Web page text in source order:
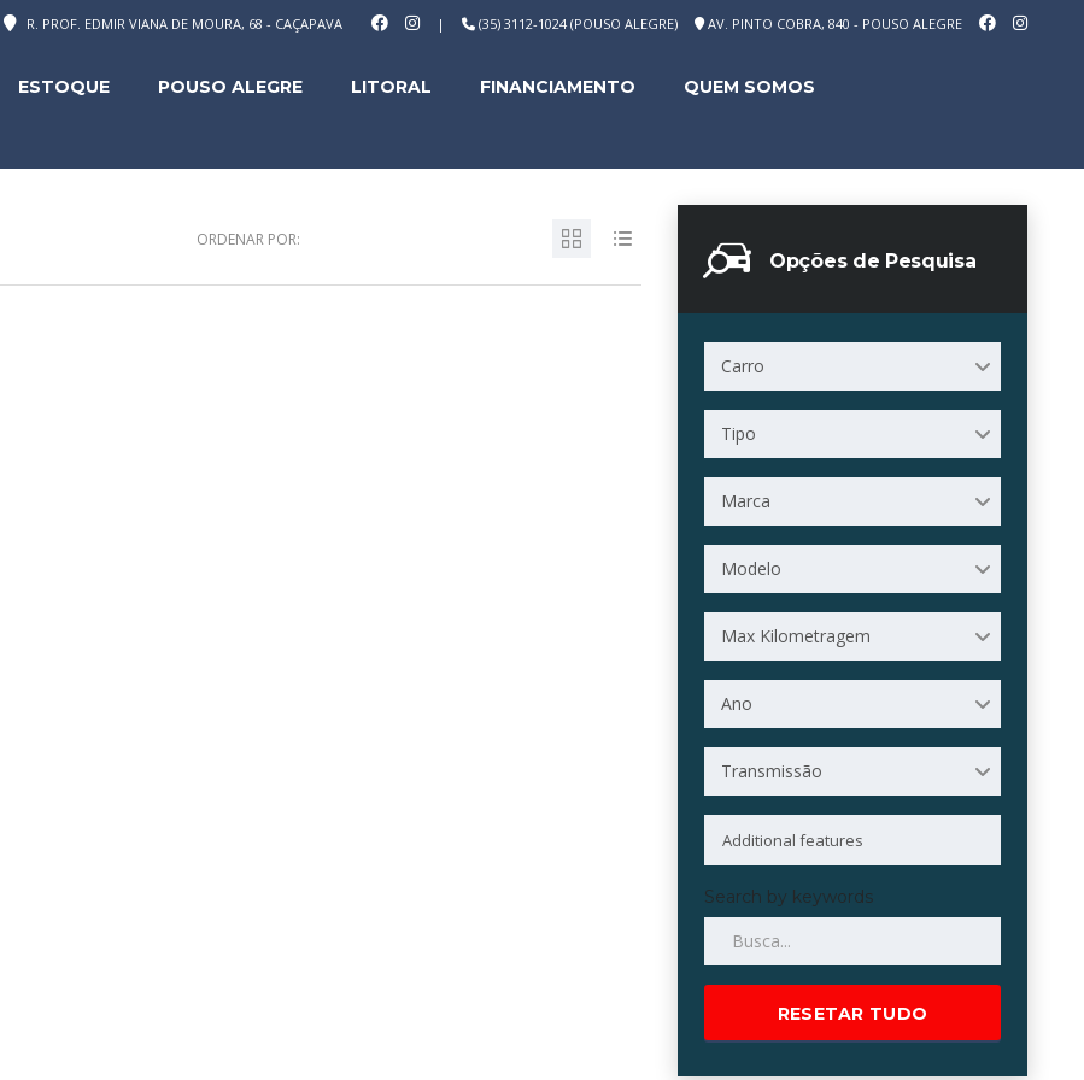
| (35) 3112-1024 (POUSO ALEGRE) AV. PINTO COBRA, 840 - POUSO ALEGRE
R. PROF. EDMIR VIANA DE MOURA, 68 - CAÇAPAVA
ESTOQUE POUSO ALEGRE LITORAL FINANCIAMENTO QUEM SOMOS
Opções de Pesquisa
Carro
Tipo
Marca
Modelo
Max Kilometragem
Ano
Transmissão
Search by keywords
RESETAR TUDO
ORDENAR POR: